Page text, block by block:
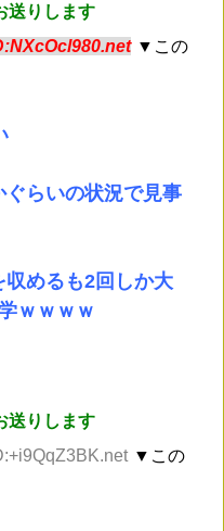
送りします
▼この
らいの状況で見事
めるも2回しか大
ｗｗｗｗ
送りします
▼この